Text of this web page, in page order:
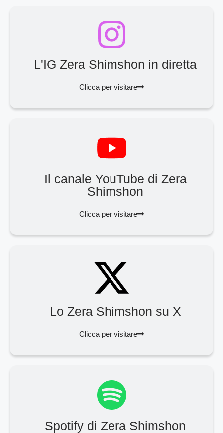
L'IG Zera Shimshon in diretta
Clicca per visitare
Il canale YouTube di Zera
Shimshon
Clicca per visitare
Lo Zera Shimshon su X
Clicca per visitare
Spotify di Zera Shimshon